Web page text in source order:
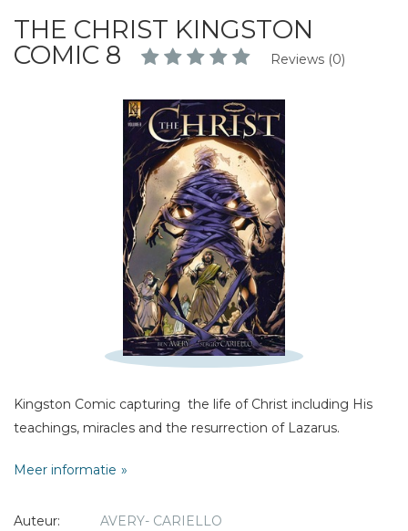
THE CHRIST KINGSTON
COMIC 8
Reviews (0)
Kingston Comic capturing the life of Christ including His
teachings, miracles and the resurrection of Lazarus.
Meer informatie
Auteur:
AVERY- CARIELLO
* = verplicht